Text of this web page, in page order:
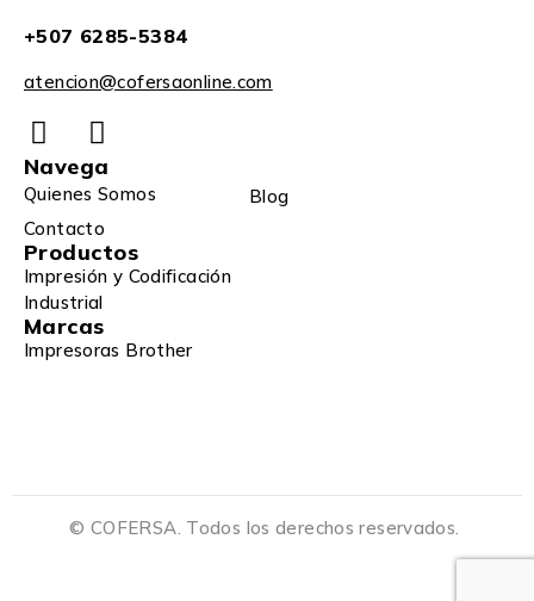
+507 6285-5384
atencion@cofersaonline.com
Navega
Quienes Somos
Blog
Contacto
Productos
Impresión y Codificación
Industrial
Marcas
Impresoras Brother
© COFERSA. Todos los derechos reservados.